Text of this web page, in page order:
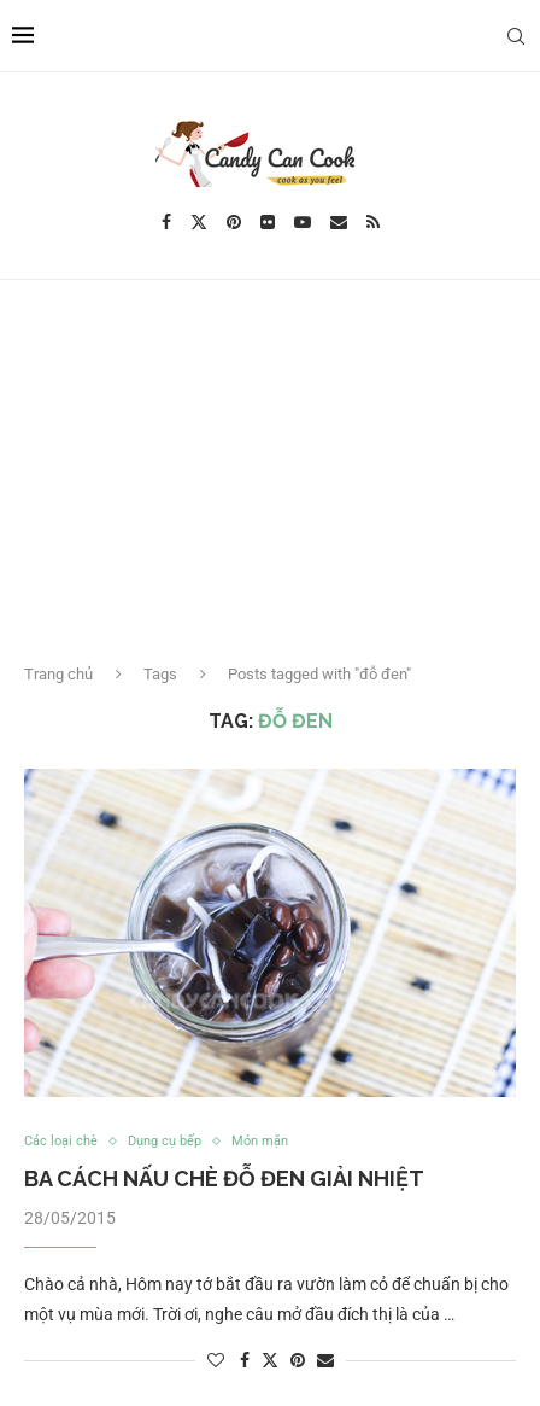
Trang chủ Tags Posts tagged with "đỗ đen"
TAG: ĐỖ ĐEN
Các loại chè Dụng cụ bếp Món mặn
BA CÁCH NẤU CHÈ ĐỖ ĐEN GIẢI NHIỆT
28/05/2015
Chào cả nhà, Hôm nay tớ bắt đầu ra vườn làm cỏ để chuẩn bị cho
một vụ mùa mới. Trời ơi, nghe câu mở đầu đích thị là của …